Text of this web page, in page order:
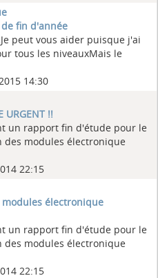
fin d'année
peut vous aider puisque j'ai
tous les niveauxMais le
14:30
URGENT !!
un rapport fin d'étude pour le
des modules électronique
22:15
modules électronique
un rapport fin d'étude pour le
des modules électronique
22:15